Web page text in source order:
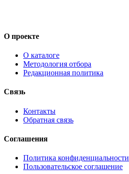
О проекте
О каталоге
Методология отбора
Редакционная политика
Связь
Контакты
Обратная связь
Соглашения
Политика конфиденциальности
Пользовательское соглашение